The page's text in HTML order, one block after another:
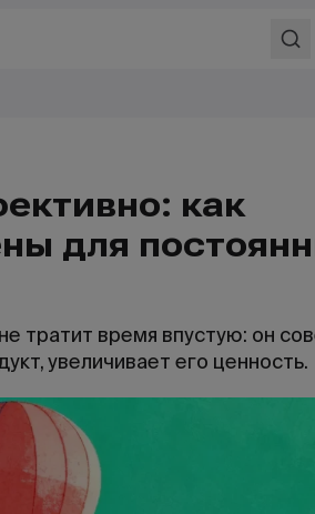
как
для
тратит время впустую: он
увеличивает его ценность.